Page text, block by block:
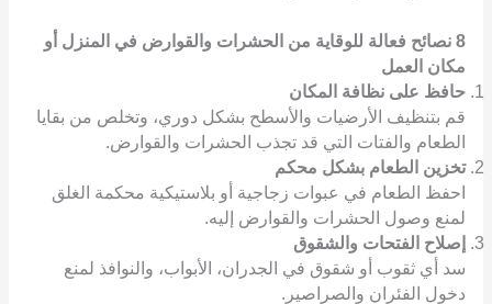
8 نصائح فعالة للوقاية من الحشرات والقوارض في المنزل أو
مكان العمل
حافظ على نظافة المكان
قم بتنظيف الأرضيات والأسطح بشكل دوري، وتخلص من بقايا
الطعام والفتات التي قد تجذب الحشرات والقوارض.
تخزين الطعام بشكل محكم
احفظ الطعام في عبوات زجاجية أو بلاستيكية محكمة الغلق
لمنع وصول الحشرات والقوارض إليه.
إصلاح الفتحات والشقوق
سد أي ثقوب أو شقوق في الجدران، الأبواب، والنوافذ لمنع
دخول الفئران والصراصير.